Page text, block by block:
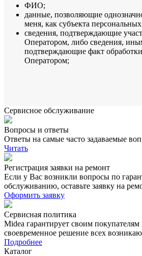
ФИО;
данные, позволяющие
меня, как субъекта
сведения, подтверждающие
Оператором, либо сведения,
подтверждающие факт
Оператором;
Сервисное обслуживание
Вопросы и ответы
Ответы на самые часто задаваемые
Читать
Регистрация заявки на ремонт
Если у Вас возникли вопросы по
обслуживанию, оставьте заявку на
Оформить заявку
Сервисная политика
Midea гарантирует своим
своевременное решение всех
Подробнее
Каталог